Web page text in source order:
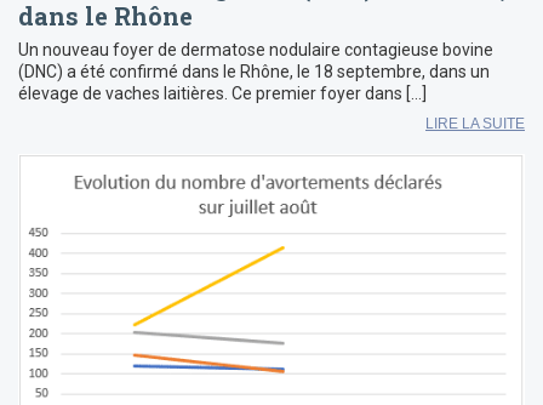
dans le Rhône
Un nouveau foyer de dermatose nodulaire contagieuse bovine
(DNC) a été confirmé dans le Rhône, le 18 septembre, dans un
élevage de vaches laitières. Ce premier foyer dans […]
LIRE LA SUITE